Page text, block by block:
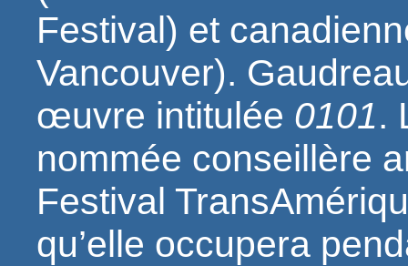
Festival) et
Vancouver).
œuvre intitulée 0101.
nommée conseillère
Festival
qu’elle occupera